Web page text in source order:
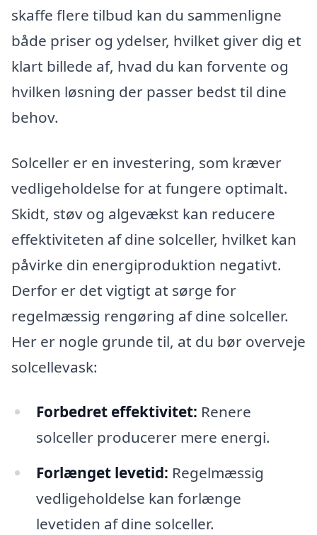
skaffe flere tilbud kan du sammenligne
både priser og ydelser, hvilket giver dig et
klart billede af, hvad du kan forvente og
hvilken løsning der passer bedst til dine
behov.
Solceller er en investering, som kræver
vedligeholdelse for at fungere optimalt.
Skidt, støv og algevækst kan reducere
effektiviteten af dine solceller, hvilket kan
påvirke din energiproduktion negativt.
Derfor er det vigtigt at sørge for
regelmæssig rengøring af dine solceller.
Her er nogle grunde til, at du bør overveje
solcellevask:
Forbedret effektivitet: Renere
solceller producerer mere energi.
Forlænget levetid: Regelmæssig
vedligeholdelse kan forlænge
levetiden af dine solceller.